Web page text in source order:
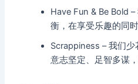
Have Fun & Be Bold
衡，在享受乐趣的同
Scrappiness – 我们少
意志坚定、足智多谋